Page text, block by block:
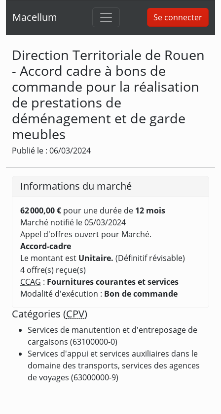
Macellum Se connecter
Direction Territoriale de Rouen
- Accord cadre à bons de
commande pour la réalisation
de prestations de
déménagement et de garde
meubles
Publié le : 06/03/2024
Informations du marché
62 000,00 € pour une durée de 12 mois
Marché notifié le 05/03/2024
Appel d'offres ouvert pour Marché.
Accord-cadre
Le montant est Unitaire. (Définitif révisable)
4 offre(s) reçue(s)
CCAG : Fournitures courantes et services
Modalité d'exécution : Bon de commande
Catégories (CPV)
Services de manutention et d'entreposage de
cargaisons (63100000-0)
Services d'appui et services auxiliaires dans le
domaine des transports, services des agences
de voyages (63000000-9)